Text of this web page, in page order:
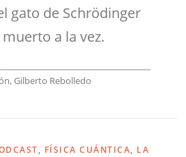
gato de Schrödinger
a la vez.
Gilberto Rebolledo
, FÍSICA CUÁNTICA, LA